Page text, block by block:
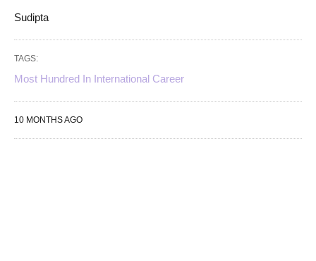
Sudipta
TAGS:
Most Hundred In International Career
10 MONTHS AGO